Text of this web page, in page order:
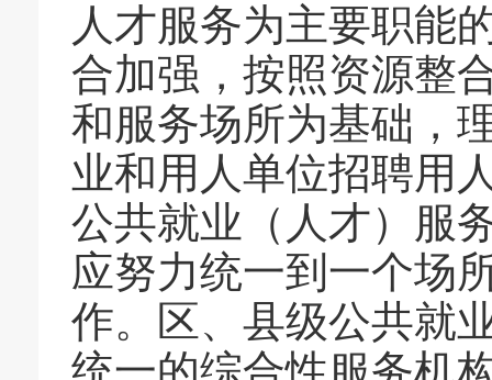
人才服务为主要职能
合加强，按照资源整
和服务场所为基础，
业和用人单位招聘用
公共就业（人才）服
应努力统一到一个场
作。区、县级公共就